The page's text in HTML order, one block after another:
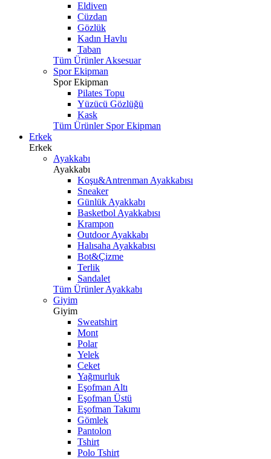
Eldiven
Cüzdan
Gözlük
Kadın Havlu
Taban
Tüm Ürünler Aksesuar
Spor Ekipman
Spor Ekipman
Pilates Topu
Yüzücü Gözlüğü
Kask
Tüm Ürünler Spor Ekipman
Erkek
Erkek
Ayakkabı
Ayakkabı
Koşu&Antrenman Ayakkabısı
Sneaker
Günlük Ayakkabı
Basketbol Ayakkabısı
Krampon
Outdoor Ayakkabı
Halısaha Ayakkabısı
Bot&Çizme
Terlik
Sandalet
Tüm Ürünler Ayakkabı
Giyim
Giyim
Sweatshirt
Mont
Polar
Yelek
Ceket
Yağmurluk
Eşofman Altı
Eşofman Üstü
Eşofman Takımı
Gömlek
Pantolon
Tshirt
Polo Tshirt